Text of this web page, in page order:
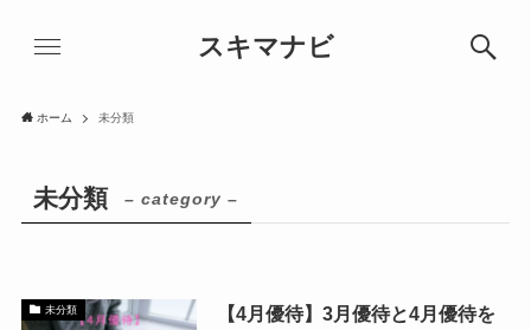
スキマナビ
ホーム 未分類
未分類 – category –
未分類
【4月優待】3月優待と4月優待を